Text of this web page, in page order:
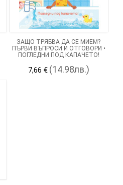
ЗАЩО ТРЯБВА ДА СЕ МИЕМ?
ПЪРВИ ВЪПРОСИ И ОТГОВОРИ •
ПОГЛЕДНИ ПОД КАПАЧЕТО!
7,66 € (14.98лв.)